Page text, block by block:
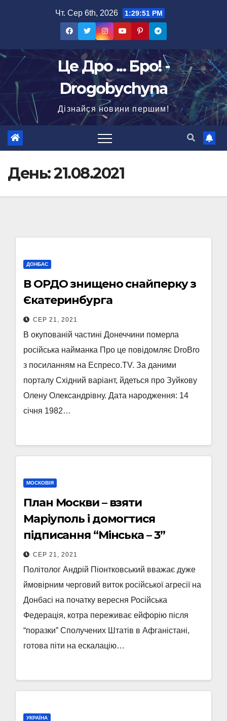
Чт. Сер 6th, 2026 1:29:52 PM
Це Дро ... Бро! -
Drogobychyna
Дізнайся новини першим!
День:21.08.2021
ДОНБАС
В ОРДО знищено снайперку з
Єкатеринбурга
СЕР 21, 2021
В окупованій частині Донеччини померла
російська найманка Про це повідомляє DroBro
з посиланням на Еспресо.TV. За даними
порталу Східний варіант, йдеться про Зуйкову
Олену Олександрівну. Дата народження: 14
січня 1982…
МОСКОВІЯ
План Москви – взяти
Маріуполь і домогтися
підписання “Мінська – 3”
СЕР 21, 2021
Політолог Андрій Піонтковський вважає дуже
ймовірним черговий виток російської агресії на
Донбасі на початку вересня Російська
Федерація, котра переживає ейфорію після
“поразки” Сполучених Штатів в Афганістані,
готова піти на ескалацію…
УКРАЇНА